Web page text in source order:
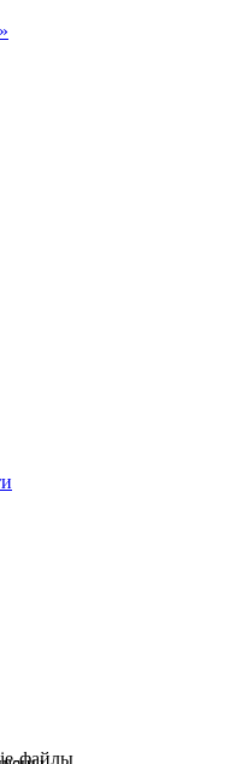
файлы